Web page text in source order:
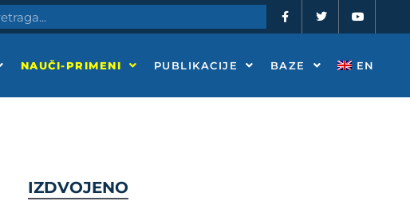
a
c
e
o
o
-
w
t
e
o
t
b
e
NAUČI-PRIMENI PUBLIKACIJE BAZE EN
IZDVOJENO